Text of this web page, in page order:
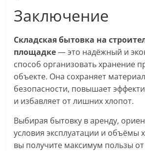
Заключение
Складская бытовка на
площадке— это надёжный и
способ организовать хранение
объекте. Она сохраняет
безопасности, повышает
и избавляет от лишних хлопот.
Выбирая бытовку в аренду,
условия эксплуатации и объёмы
вы получите максимум пользы